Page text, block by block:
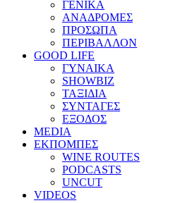
ΓΕΝΙΚΑ
ΑΝΑΔΡΟΜΕΣ
ΠΡΟΣΩΠΑ
ΠΕΡΙΒΑΛΛΟΝ
GOOD LIFE
ΓΥΝΑΙΚΑ
SHOWBIZ
ΤΑΞΙΔΙΑ
ΣΥΝΤΑΓΕΣ
ΕΞΟΔΟΣ
MEDIA
ΕΚΠΟΜΠΕΣ
WINE ROUTES
PODCASTS
UNCUT
VIDEOS